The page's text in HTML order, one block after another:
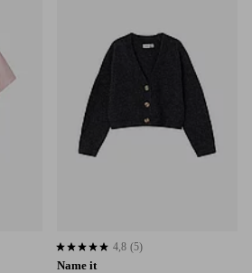
Name it
4,8 baseret på 5 bedømmelser
4,8 (5)